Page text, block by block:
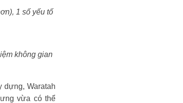
1 số yếu tố
không gian
dựng, Waratah
vừa có thể